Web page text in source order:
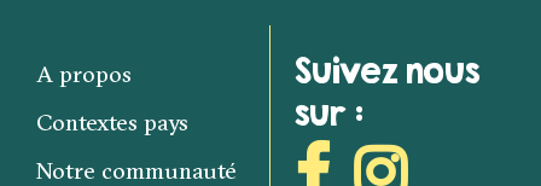
A propos
Contextes pays
Notre communauté
Suivez nous
sur :